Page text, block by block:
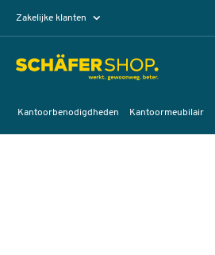
Zakelijke klanten
Kantoorbenodigdheden Kantoormeubilair